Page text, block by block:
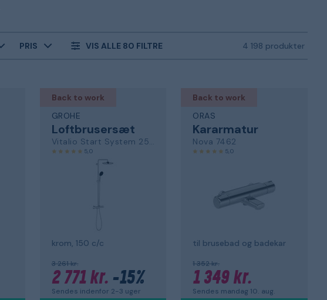
PRIS VIS ALLE 80 FILTRE 4 198 produkter
Back to work
GROHE
Loftbrusersæt
Vitalio Start System 250 26677001
5,0
krom, 150 c/c
3 261 kr.
2 771 kr.-15%
Sendes indenfor 2-3 uger
Back to work
ORAS
Kararmatur
Nova 7462
5,0
til brusebad og badekar
1 352 kr.
1 349 kr.
Sendes mandag 10. aug.